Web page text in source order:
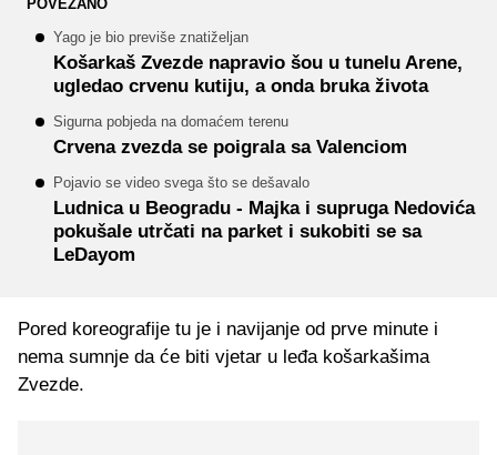
POVEZANO
Yago je bio previše znatiželjan
Košarkaš Zvezde napravio šou u tunelu Arene,
ugledao crvenu kutiju, a onda bruka života
Sigurna pobjeda na domaćem terenu
Crvena zvezda se poigrala sa Valenciom
Pojavio se video svega što se dešavalo
Ludnica u Beogradu - Majka i supruga Nedovića
pokušale utrčati na parket i sukobiti se sa
LeDayom
Pored koreografije tu je i navijanje od prve minute i
nema sumnje da će biti vjetar u leđa košarkašima
Zvezde.